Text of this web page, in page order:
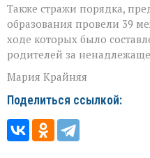
Также стражи порядка,
образования провели 39
ходе которых было
родителей за
Мария Крайняя
Поделиться ссылкой: